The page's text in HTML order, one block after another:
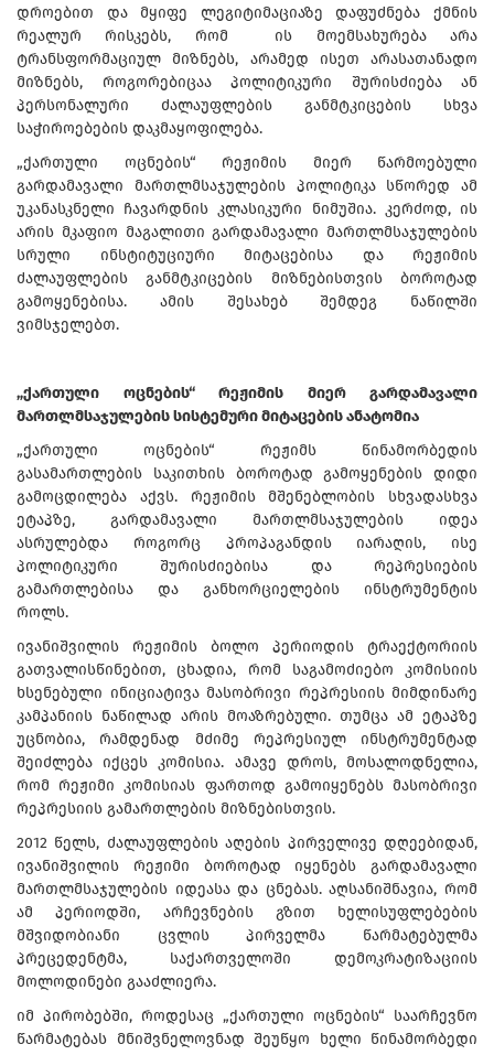
დროებით და მყიფე ლეგიტიმაციაზე დაფუძნება ქმნის
რეალურ რისკებს, რომ ის მოემსახურება არა
ტრანსფორმაციულ მიზნებს, არამედ ისეთ არასათანადო
მიზნებს, როგორებიცაა პოლიტიკური შურისძიება ან
პერსონალური ძალაუფლების განმტკიცების სხვა
საჭიროებების დაკმაყოფილება.
„ქართული ოცნების“ რეჟიმის მიერ წარმოებული
გარდამავალი მართლმსაჯულების პოლიტიკა სწორედ ამ
უკანასკნელი ჩავარდნის კლასიკური ნიმუშია. კერძოდ, ის
არის მკაფიო მაგალითი გარდამავალი მართლმსაჯულების
სრული ინსტიტუციური მიტაცებისა და რეჟიმის
ძალაუფლების განმტკიცების მიზნებისთვის ბოროტად
გამოყენებისა. ამის შესახებ შემდეგ ნაწილში
ვიმსჯელებთ.
„ქართული ოცნების“ რეჟიმის მიერ გარდამავალი
მართლმსაჯულების სისტემური მიტაცების ანატომია
„ქართული ოცნების“ რეჟიმს წინამორბედის
გასამართლების საკითხის ბოროტად გამოყენების დიდი
გამოცდილება აქვს. რეჟიმის მშენებლობის სხვადასხვა
ეტაპზე, გარდამავალი მართლმსაჯულების იდეა
ასრულებდა როგორც პროპაგანდის იარაღის, ისე
პოლიტიკური შურისძიებისა და რეპრესიების
გამართლებისა და განხორციელების ინსტრუმენტის
როლს.
ივანიშვილის რეჟიმის ბოლო პერიოდის ტრაექტორიის
გათვალისწინებით, ცხადია, რომ საგამოძიებო კომისიის
ხსენებული ინიციატივა მასობრივი რეპრესიის მიმდინარე
კამპანიის ნაწილად არის მოაზრებული. თუმცა ამ ეტაპზე
უცნობია, რამდენად მძიმე რეპრესიულ ინსტრუმენტად
შეიძლება იქცეს კომისია. ამავე დროს, მოსალოდნელია,
რომ რეჟიმი კომისიას ფართოდ გამოიყენებს მასობრივი
რეპრესიის გამართლების მიზნებისთვის.
2012 წელს, ძალაუფლების აღების პირველივე დღეებიდან,
ივანიშვილის რეჟიმი ბოროტად იყენებს გარდამავალი
მართლმსაჯულების იდეასა და ცნებას. აღსანიშნავია, რომ
ამ პერიოდში, არჩევნების გზით ხელისუფლებების
მშვიდობიანი ცვლის პირველმა წარმატებულმა
პრეცედენტმა, საქართველოში დემოკრატიზაციის
მოლოდინები გააძლიერა.
იმ პირობებში, როდესაც „ქართული ოცნების“ საარჩევნო
წარმატებას მნიშვნელოვნად შეუწყო ხელი წინამორბედი